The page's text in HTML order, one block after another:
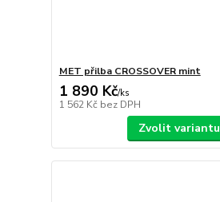
MET přilba CROSSOVER mint
1 890 Kč/ks
1 562 Kč bez DPH
Zvolit variantu